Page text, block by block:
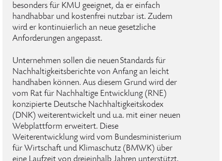
besonders für KMU geeignet, da er einfach
handhabbar und kostenfrei nutzbar ist. Zudem
wird er kontinuierlich an neue gesetzliche
Anforderungen angepasst.
Unternehmen sollen die neuen Standards für
Nachhaltigkeitsberichte von Anfang an leicht
handhaben können. Aus diesem Grund wird der
vom Rat für Nachhaltige Entwicklung (RNE)
konzipierte Deutsche Nachhaltigkeitskodex
(DNK) weiterentwickelt und u.a. mit einer neuen
Webplattform erweitert. Diese
Weiterentwicklung wird vom Bundesministerium
für Wirtschaft und Klimaschutz (BMWK) über